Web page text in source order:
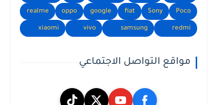
Poco
Sony
fiat
google
oppo
realme
redmi
samsung
vivo
xiaomi
مواقع التواصل الاجتماعي